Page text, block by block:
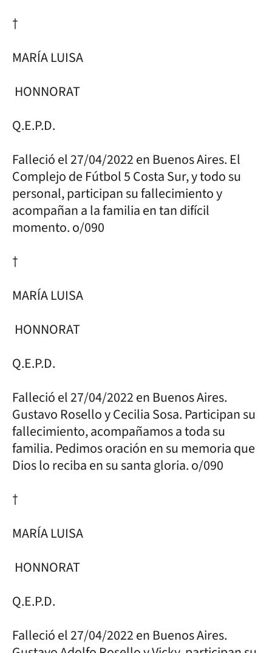
†
MARÍA LUISA
HONNORAT
Q.E.P.D.
Falleció el 27/04/2022 en Buenos Aires. El
Complejo de Fútbol 5 Costa Sur, y todo su
personal, participan su fallecimiento y
acompañan a la familia en tan difícil
momento. o/090
†
MARÍA LUISA
HONNORAT
Q.E.P.D.
Falleció el 27/04/2022 en Buenos Aires.
Gustavo Rosello y Cecilia Sosa. Participan su
fallecimiento, acompañamos a toda su
familia. Pedimos oración en su memoria que
Dios lo reciba en su santa gloria. o/090
†
MARÍA LUISA
HONNORAT
Q.E.P.D.
Falleció el 27/04/2022 en Buenos Aires.